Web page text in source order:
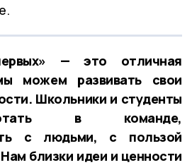
— это отличная
можем развивать свои
Школьники и студенты
в команде,
с людьми, с пользой
близки идеи и ценности